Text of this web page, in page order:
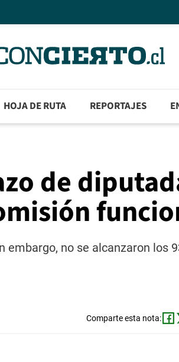
HOJA DE RUTA REPORTAJES
de
embargo, no se alcanzaron los
Comparte esta nota: